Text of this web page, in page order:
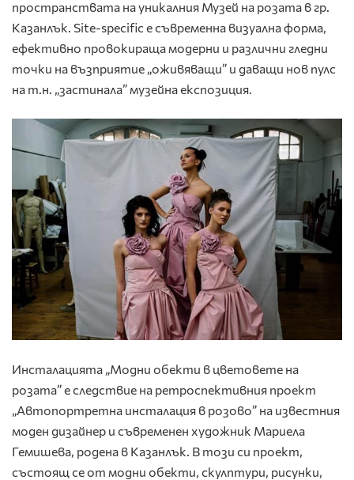
пространствата на уникалния Музей на розата в гр.
Казанлък. Site-specific е съвременна визуална форма,
ефективно провокираща модерни и различни гледни
точки на възприятие „оживяващи” и даващи нов пулс
на т.н. „застинала” музейна експозиция.
Инсталацията „Модни обекти в цветовете на
розата” е следствие на ретроспективния проект
„Автопортретна инсталация в розово” на известния
моден дизайнер и съвременен художник Мариела
Гемишева, родена в Казанлък. В този си проект,
състоящ се от модни обекти, скулптури, рисунки,